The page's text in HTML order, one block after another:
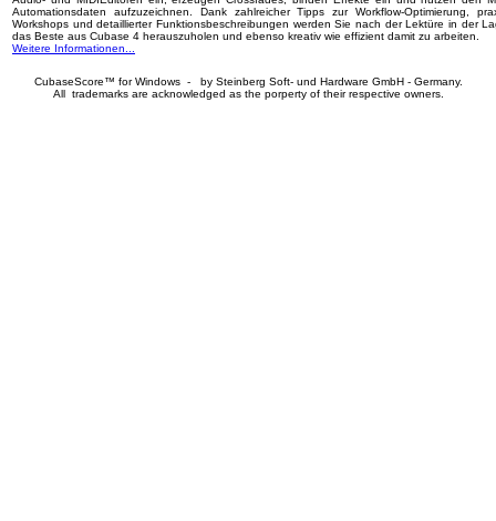
Automationsdaten aufzuzeichnen. Dank zahlreicher Tipps zur Workflow-Optimierung,
Workshops und detaillierter Funktionsbeschreibungen werden Sie nach der Lektüre in der
das Beste aus Cubase 4 herauszuholen und ebenso kreativ wie effizient damit zu arbeiten.
Weitere Informationen...
CubaseScore™ for Windows - by Steinberg Soft- und Hardware GmbH - Germany.
All trademarks are acknowledged as the porperty of their respective owners.